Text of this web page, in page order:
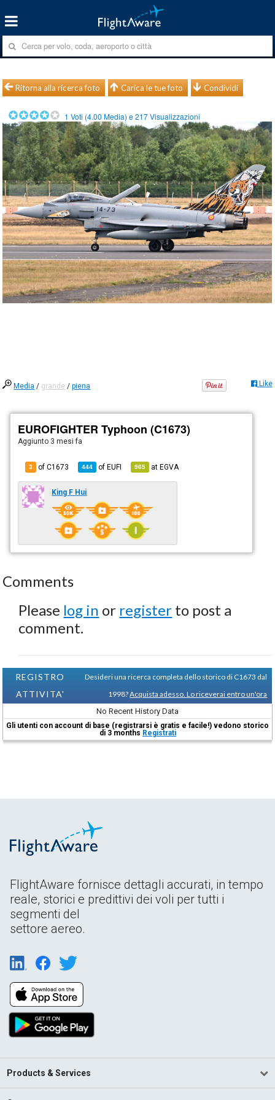
Ritorna alla ricerca foto Carica le tue foto Condividi
1 Voti (4.00 Media) e217Visualizzazioni
Media / grande /piena Like
EUROFIGHTER Typhoon (C1673)
Aggiunto 3 mesi fa
3 of C1673 444 ofEUFI 965 atEGVA
King F Hui
Comments
Please log in or register to post a
comment.
REGISTRO
ATTIVITA'
Desideri una ricerca completa dello storico di C1673 dal
1998?Acquista adesso. Lo riceverai entro un'ora
No Recent History Data
Gli utenti con account di base (registrarsi è gratis e facile!) vedono storico
di 3 months Registrati
FlightAware fornisce dettagli accurati, in tempo
reale, storici e predittivi dei voli per tutti i
segmenti del
settore aereo.
Products & Services